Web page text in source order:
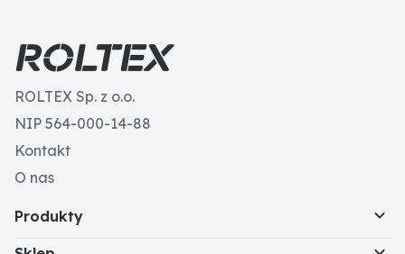
ROLTEX Sp. z o.o.
NIP 564-000-14-88
Kontakt
O nas
Produkty